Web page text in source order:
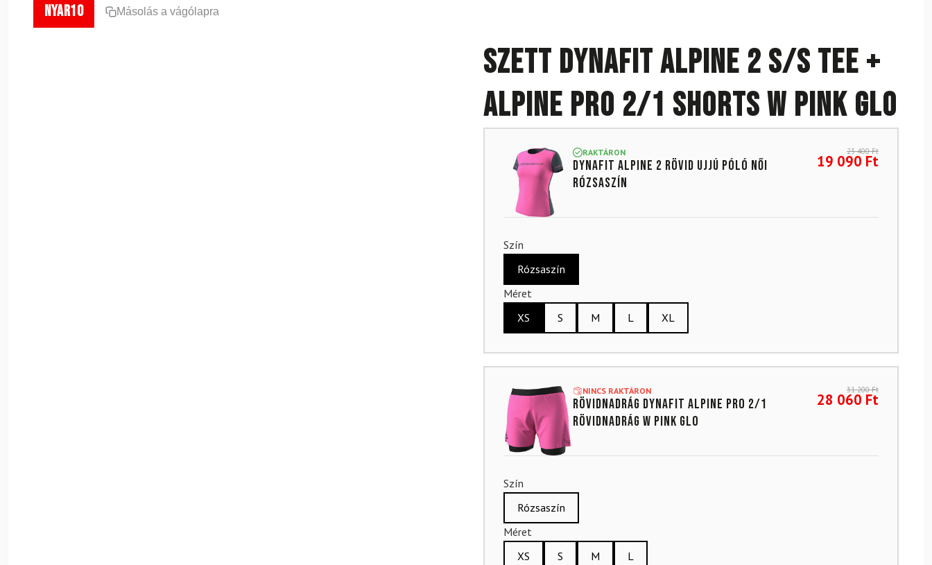
nyar10 Másolás a vágólapra
Szett DYNAFIT Alpine 2 S/S Tee +
Alpine Pro 2/1 Shorts W Pink Glo
RAKTÁRON
DYNAFIT Alpine 2 rövid ujjú póló női
rózsaszín
23 400Ft
19 090 Ft
Szín
Rózsaszín
Méret
XS
S M L XL
NINCS RAKTÁRON
Rövidnadrág DYNAFIT Alpine Pro 2/1
Rövidnadrág W Pink Glo
31 200Ft
28 060 Ft
Szín
Rózsaszín
Méret
XS
S M L